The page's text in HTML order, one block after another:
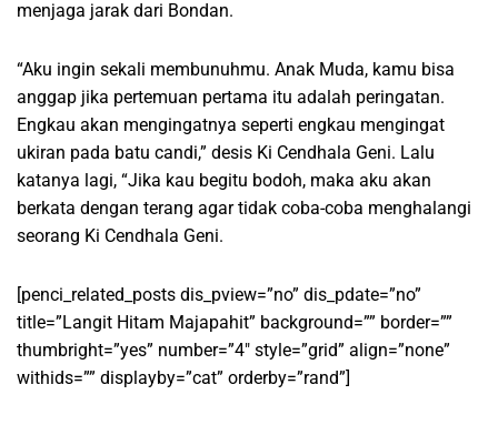
menjaga jarak dari Bondan.
“Aku ingin sekali membunuhmu. Anak Muda, kamu bisa
anggap jika pertemuan pertama itu adalah peringatan.
Engkau akan mengingatnya seperti engkau mengingat
ukiran pada batu candi,” desis Ki Cendhala Geni. Lalu
katanya lagi, “Jika kau begitu bodoh, maka aku akan
berkata dengan terang agar tidak coba-coba menghalangi
seorang Ki Cendhala Geni.
[penci_related_posts dis_pview=”no” dis_pdate=”no”
title=”Langit Hitam Majapahit” background=”” border=””
thumbright=”yes” number=”4″ style=”grid” align=”none”
withids=”” displayby=”cat” orderby=”rand”]